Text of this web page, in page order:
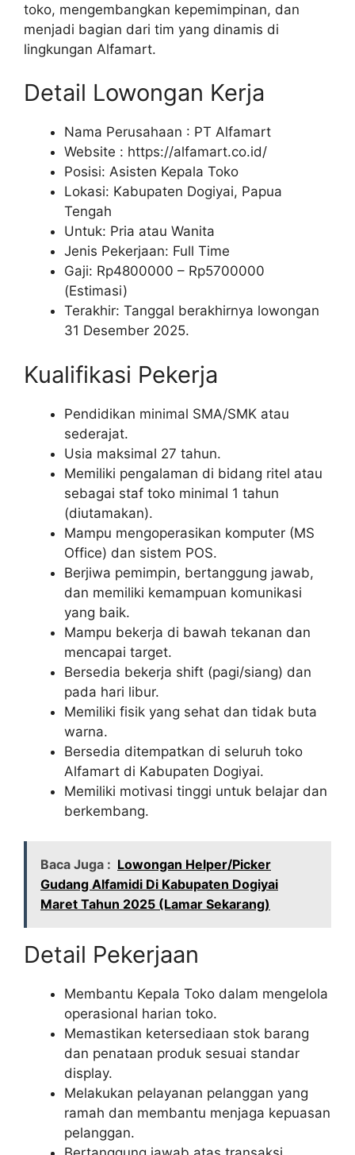
toko, mengembangkan kepemimpinan, dan
menjadi bagian dari tim yang dinamis di
lingkungan Alfamart.
Detail Lowongan Kerja
Nama Perusahaan : PT Alfamart
Website : https://alfamart.co.id/
Posisi: Asisten Kepala Toko
Lokasi: Kabupaten Dogiyai, Papua
Tengah
Untuk: Pria atau Wanita
Jenis Pekerjaan: Full Time
Gaji: Rp4800000 – Rp5700000
(Estimasi)
Terakhir: Tanggal berakhirnya lowongan
31 Desember 2025.
Kualifikasi Pekerja
Pendidikan minimal SMA/SMK atau
sederajat.
Usia maksimal 27 tahun.
Memiliki pengalaman di bidang ritel atau
sebagai staf toko minimal 1 tahun
(diutamakan).
Mampu mengoperasikan komputer (MS
Office) dan sistem POS.
Berjiwa pemimpin, bertanggung jawab,
dan memiliki kemampuan komunikasi
yang baik.
Mampu bekerja di bawah tekanan dan
mencapai target.
Bersedia bekerja shift (pagi/siang) dan
pada hari libur.
Memiliki fisik yang sehat dan tidak buta
warna.
Bersedia ditempatkan di seluruh toko
Alfamart di Kabupaten Dogiyai.
Memiliki motivasi tinggi untuk belajar dan
berkembang.
Baca Juga : Lowongan Helper/Picker
Gudang Alfamidi Di Kabupaten Dogiyai
Maret Tahun 2025 (Lamar Sekarang)
Detail Pekerjaan
Membantu Kepala Toko dalam mengelola
operasional harian toko.
Memastikan ketersediaan stok barang
dan penataan produk sesuai standar
display.
Melakukan pelayanan pelanggan yang
ramah dan membantu menjaga kepuasan
pelanggan.